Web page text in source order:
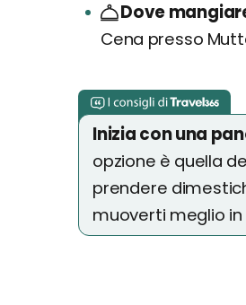
Dove
Cena presso
Inizia con una
opzione è quella
prendere
muoverti meglio